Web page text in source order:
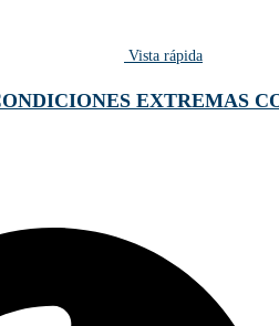
Vista rápida
EXTREMAS